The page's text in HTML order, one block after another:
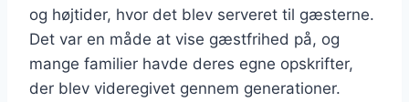
og højtider, hvor det blev serveret til gæsterne.
Det var en måde at vise gæstfrihed på, og
mange familier havde deres egne opskrifter,
der blev videregivet gennem generationer.